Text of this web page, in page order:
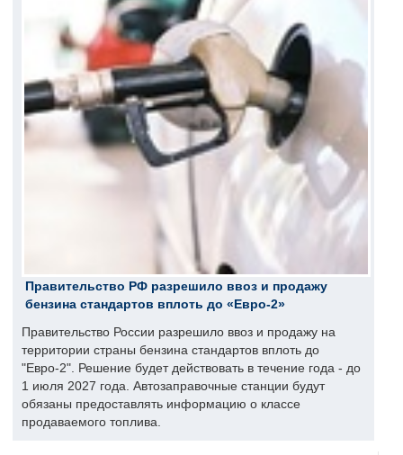
Правительство РФ разрешило ввоз и продажу
бензина стандартов вплоть до «Евро-2»
Правительство России разрешило ввоз и продажу на
территории страны бензина стандартов вплоть до
"Евро-2". Решение будет действовать в течение года - до
1 июля 2027 года. Автозаправочные станции будут
обязаны предоставлять информацию о классе
продаваемого топлива.